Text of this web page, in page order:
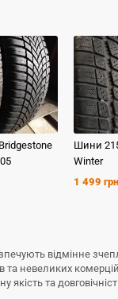
Bridgestone
Шини
Winter
1 499 грн
відмінне
та невеликих
та